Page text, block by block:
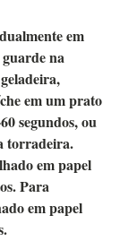
em
na
em um prato
segundos, ou
torradeira.
em papel
Para
em papel